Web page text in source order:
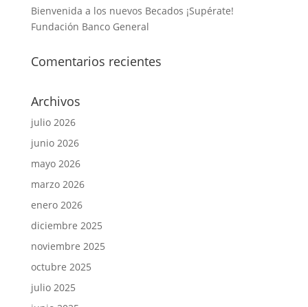
Bienvenida a los nuevos Becados ¡Supérate!
Fundación Banco General
Comentarios recientes
Archivos
julio 2026
junio 2026
mayo 2026
marzo 2026
enero 2026
diciembre 2025
noviembre 2025
octubre 2025
julio 2025